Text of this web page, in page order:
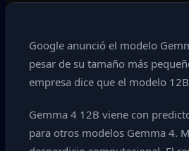
Google anunció el modelo
pesar de su tamaño más
empresa dice que el modelo
Gemma 4 12B viene con
para otros modelos Gemma 4.